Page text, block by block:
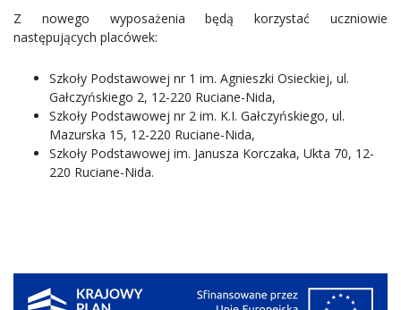
Z nowego wyposażenia będą korzystać uczniowie
następujących placówek:
Szkoły Podstawowej nr 1 im. Agnieszki Osieckiej, ul.
Gałczyńskiego 2, 12-220 Ruciane-Nida,
Szkoły Podstawowej nr 2 im. K.I. Gałczyńskiego, ul.
Mazurska 15, 12-220 Ruciane-Nida,
Szkoły Podstawowej im. Janusza Korczaka, Ukta 70, 12-
220 Ruciane-Nida.